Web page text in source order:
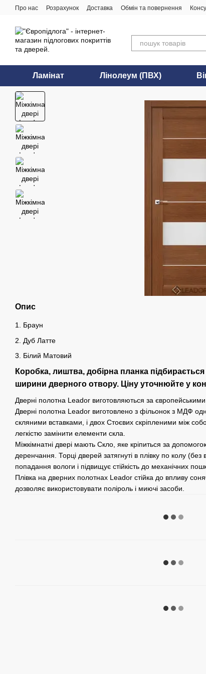
Перейти до основного контенту
Про нас Розрахунок Доставка Обмін та повернення
Ламінат Лінолеум (ПВХ)
Опис
1. Браун
2. Дуб Латте
3. Білий Матовий
Коробка, лиштва, добірна планка
ширини дверного отвору. Ціну уточнюйте у
Дверні полотна Leador виготовляються за
Дверні полотна Leador виготовлено з фільонок з МДФ
скляними вставками, і двох Стоєвих скріпленими між
легкістю замінити елементи скла.
Міжкімнатні двері мають Скло, яке кріпиться за
деренчання. Торці дверей затягнуті в плівку по колу
попадання вологи і підвищує стійкість до механічних
Плівка на дверних полотнах Leador стійка до впливу
дозволяє використовувати поліроль і миючі засоби.